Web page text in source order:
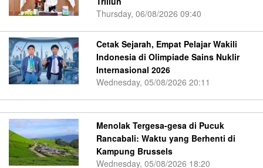
Thursday, 06/08/2026 09:40
Cetak Sejarah, Empat Pelajar Wakili
Indonesia di Olimpiade Sains Nuklir
Internasional 2026
Wednesday, 05/08/2026 20:11
Menolak Tergesa-gesa di Pucuk
Rancabali: Waktu yang Berhenti di
Kampung Brussels
Wednesday, 05/08/2026 18:20